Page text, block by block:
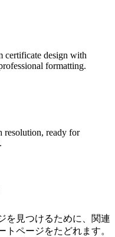
certificate design with
formatting.
resolution, ready for
を見つけるために、関連
ページをたどれます。